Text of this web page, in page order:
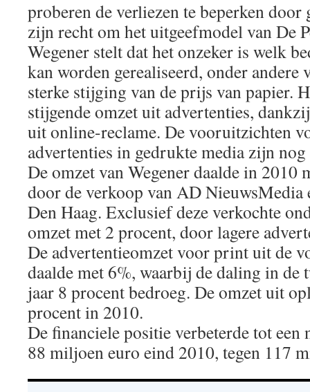
proberen de verliezen te beperken
zijn recht om het uitgeefmodel van De
Wegener stelt dat het onzeker is welk
kan worden gerealiseerd, onder andere
sterke stijging van de prijs van papier.
stijgende omzet uit advertenties,
uit online-reclame. De vooruitzichten
advertenties in gedrukte media zijn nog
De omzet van Wegener daalde in 2010
door de verkoop van AD
Den Haag. Exclusief deze verkochte
omzet met 2 procent, door lagere
De advertentieomzet voor print uit de
daalde met 6%, waarbij de daling in de
jaar 8 procent bedroeg. De omzet uit
procent in 2010.
De financiele positie verbeterde tot een
88 miljoen euro eind 2010, tegen 117